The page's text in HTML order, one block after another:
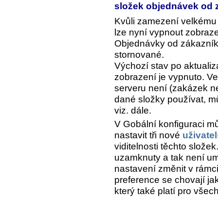
složek objednávek od
Kvůli zamezení
lze nyní vypnout
Objednávky od
stornované.
Výchozí stav po
zobrazení je vypnuto.
serveru není (zakázek
dané složky používat,
viz. dále.
V Gobální konfiguraci
nastavit tři nové
viditelnosti těchto
uzamknuty a tak není
nastavení změnit v
preference se chovají
který také platí pro